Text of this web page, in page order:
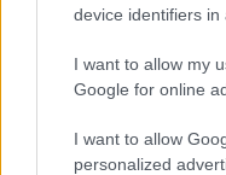
device identifiers in
I want to allow my
Google for online
I want to allow
personalized